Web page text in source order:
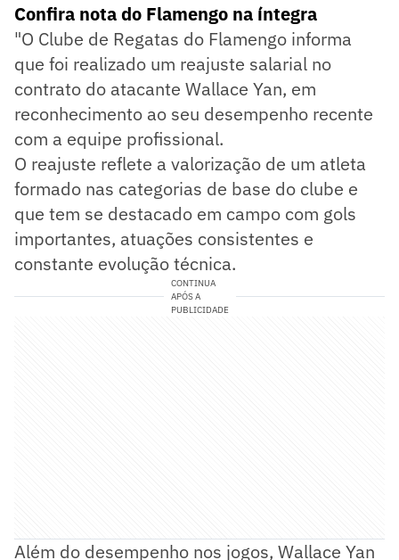
Confira nota do Flamengo na íntegra
"O Clube de Regatas do Flamengo informa
que foi realizado um reajuste salarial no
contrato do atacante Wallace Yan, em
reconhecimento ao seu desempenho recente
com a equipe profissional.
O reajuste reflete a valorização de um atleta
formado nas categorias de base do clube e
que tem se destacado em campo com gols
importantes, atuações consistentes e
constante evolução técnica.
CONTINUA
APÓS A
PUBLICIDADE
Além do desempenho nos jogos, Wallace Yan